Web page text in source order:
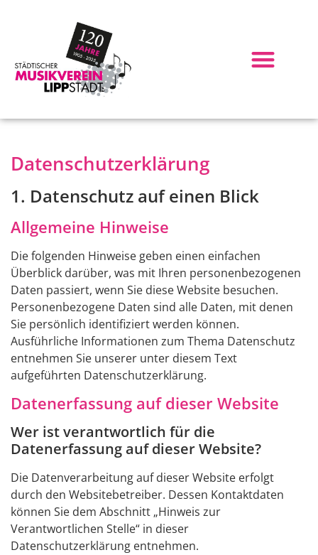
Datenschutz­erklärung
1. Datenschutz auf einen Blick
Allgemeine Hinweise
Die folgenden Hinweise geben einen einfachen
Überblick darüber, was mit Ihren personenbezogenen
Daten passiert, wenn Sie diese Website besuchen.
Personenbezogene Daten sind alle Daten, mit denen
Sie persönlich identifiziert werden können.
Ausführliche Informationen zum Thema Datenschutz
entnehmen Sie unserer unter diesem Text
aufgeführten Datenschutzerklärung.
Datenerfassung auf dieser Website
Wer ist verantwortlich für die
Datenerfassung auf dieser Website?
Die Datenverarbeitung auf dieser Website erfolgt
durch den Websitebetreiber. Dessen Kontaktdaten
können Sie dem Abschnitt „Hinweis zur
Verantwortlichen Stelle“ in dieser
Datenschutzerklärung entnehmen.